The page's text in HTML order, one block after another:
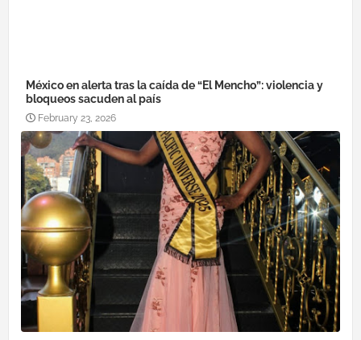
México en alerta tras la caída de “El Mencho”: violencia y
bloqueos sacuden al país
February 23, 2026